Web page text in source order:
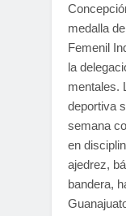
medalla
Femenil
la
mentales.
deportiva
semana
en
ajedrez,
bandera,